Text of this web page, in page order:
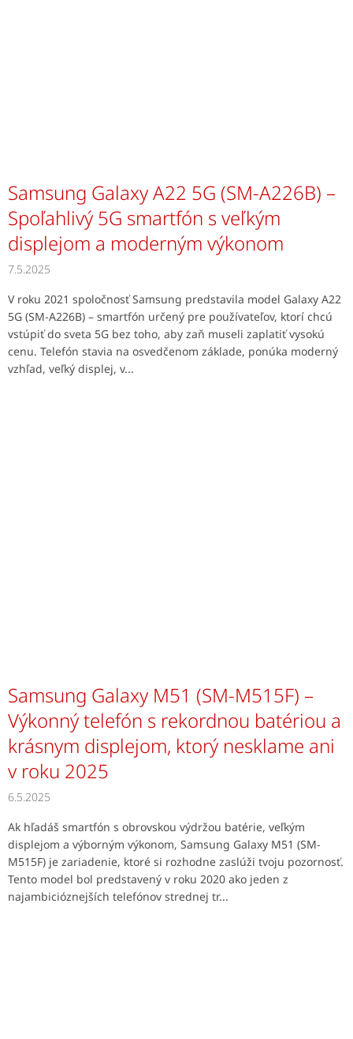
Samsung Galaxy A22 5G (SM-A226B) –
Spoľahlivý 5G smartfón s veľkým
displejom a moderným výkonom
7.5.2025
V roku 2021 spoločnosť Samsung predstavila model Galaxy A22
5G (SM-A226B) – smartfón určený pre používateľov, ktorí chcú
vstúpiť do sveta 5G bez toho, aby zaň museli zaplatiť vysokú
cenu. Telefón stavia na osvedčenom základe, ponúka moderný
vzhľad, veľký displej, v...
Samsung Galaxy M51 (SM-M515F) –
Výkonný telefón s rekordnou batériou a
krásnym displejom, ktorý nesklame ani
v roku 2025
6.5.2025
Ak hľadáš smartfón s obrovskou výdržou batérie, veľkým
displejom a výborným výkonom, Samsung Galaxy M51 (SM-
M515F) je zariadenie, ktoré si rozhodne zaslúži tvoju pozornosť.
Tento model bol predstavený v roku 2020 ako jeden z
najambicióznejších telefónov strednej tr...